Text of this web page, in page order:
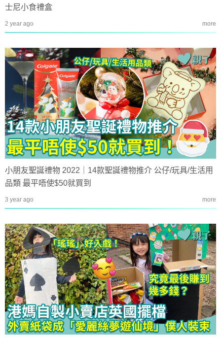
士尼小食禮盒
2 year ago more
小朋友聖誕禮物 2022｜14款聖誕禮物推介 公仔/玩具/生活用
品類 最平唔使$50就買到
3 year ago more